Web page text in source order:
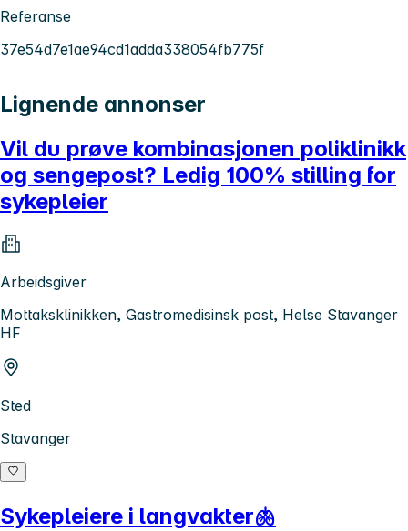
Referanse
37e54d7e1ae94cd1adda338054fb775f
Lignende annonser
Vil du prøve kombinasjonen poliklinikk
og sengepost? Ledig 100% stilling for
sykepleier
Arbeidsgiver
Mottaksklinikken, Gastromedisinsk post, Helse Stavanger
HF
Sted
Stavanger
Sykepleiere i langvakter🫁